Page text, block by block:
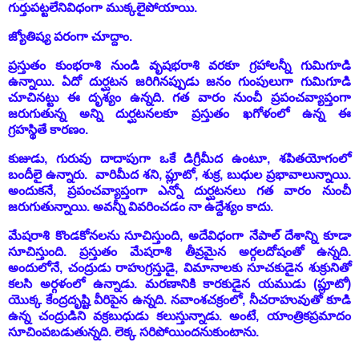
గుర్తుపట్టలేనివిధంగా ముక్కలైపోయాయి.
జ్యోతిష్య పరంగా చూద్దాం.
ప్రస్తుతం కుంభరాశి నుండి వృషభరాశి వరకూ గ్రహాలన్నీ గుమిగూడి
ఉన్నాయి. ఏదో దుర్ఘటన జరిగినప్పుడు జనం గుంపులుగా గుమిగూడి
చూచినట్టు ఈ దృశ్యం ఉన్నది. గత వారం నుంచీ ప్రపంచవ్యాప్తంగా
జరుగుతున్న అన్ని దుర్ఘటనలకూ ప్రస్తుతం ఖగోళంలో ఉన్న ఈ
గ్రహస్థితే కారణం.
కుజుడు, గురువు దాదాపుగా ఒకే డిగ్రీమీద ఉంటూ, శపితయోగంలో
బందీలై ఉన్నారు. వారిమీద శని, ప్లూటో, శుక్ర, బుధుల ప్రభావాలున్నాయి.
అందుకనే, ప్రపంచవ్యాప్తంగా ఎన్నో దుర్ఘటనలు గత వారం నుంచీ
జరుగుతున్నాయి. అవన్నీ వివరించడం నా ఉద్దేశ్యం కాదు.
మేషరాశి కొండకోనలను సూచిస్తుంది, అదేవిధంగా నేపాల్ దేశాన్ని కూడా
సూచిస్తుంది. ప్రస్తుతం మేషరాశి తీవ్రమైన అర్గలదోషంతో ఉన్నది.
అందులోనే, చంద్రుడు రాహుగ్రస్తుడై, విమానాలకు సూచకుడైన శుక్రునితో
కలసి అర్గళంలో ఉన్నాడు. మరణానికి కారకుడైన యముడు (ప్లూటో)
యొక్క కేంద్రదృష్టి వీరిపైన ఉన్నది. నవాంశచక్రంలో, నీచరాహువుతో కూడి
ఉన్న చంద్రుడిని వక్రబుధుడు కలుస్తున్నాడు. అంటే, యాంత్రికప్రమాదం
సూచింపబడుతున్నది. లెక్క సరిపోయిందనుకుంటాను.